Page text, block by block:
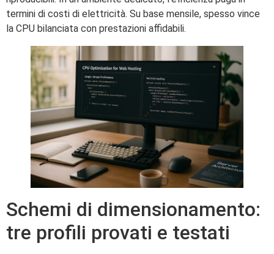
termini di costi di elettricità. Su base mensile, spesso vince
la CPU bilanciata con prestazioni affidabili.
Schemi di dimensionamento:
tre profili provati e testati